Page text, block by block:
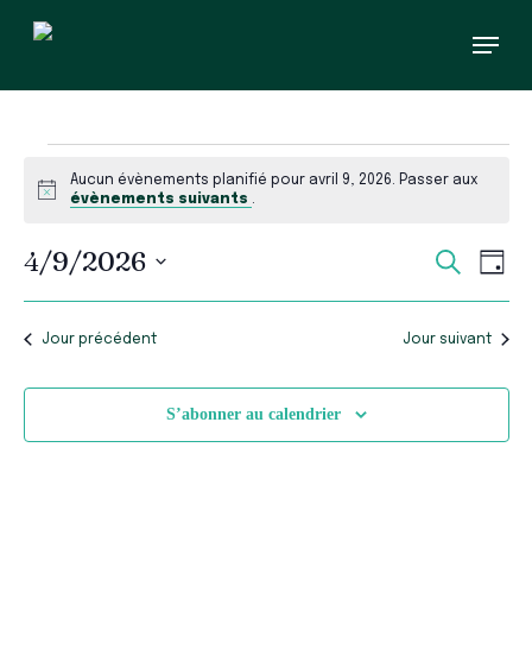
Menu
Évènements
for
avril
9,
2026
Notice
Aucun évènements planifié pour avril 9, 2026. Passer aux
évènements suivants .
et
de
Recherche
de
vues
Jour
4/9/2026
date.
Jour précédent Jour suivant
S’abonner au calendrier